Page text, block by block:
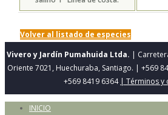
Volver al listado de especies
Vivero y Jardín Pumahuida Ltda. |
Oriente 7021, Huechuraba, Santiago. | +569
+569 8419 6364 | Términos y
INICIO